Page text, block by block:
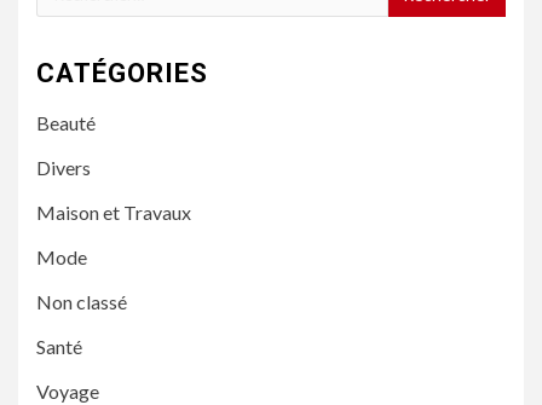
CATÉGORIES
Beauté
Divers
Maison et Travaux
Mode
Non classé
Santé
Voyage